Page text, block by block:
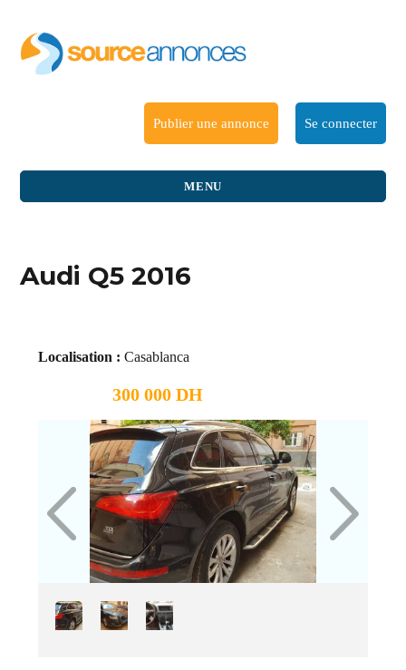
Publier une annonce Se connecter
MENU
Audi Q5 2016
Localisation : Casablanca
300 000 DH